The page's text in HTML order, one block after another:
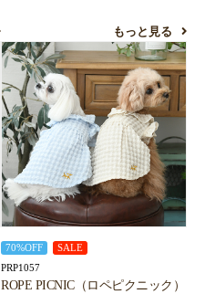
もっと見る
70%OFF SALE
PRP1057
ROPE PICNIC（ロペピクニック）